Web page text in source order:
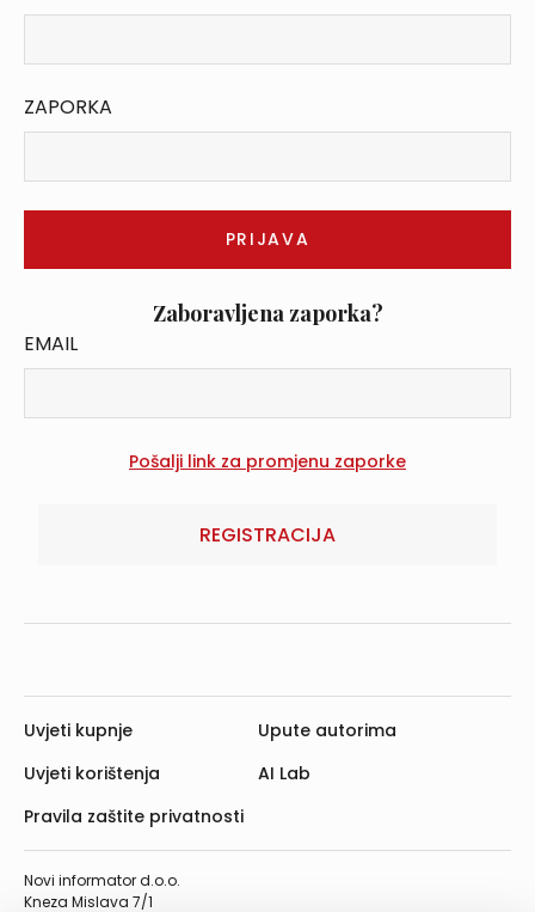
ZAPORKA
Zaboravljena zaporka?
EMAIL
REGISTRACIJA
Novi informator d.o.o.
Kneza Mislava 7/1
Uvjeti kupnje
Uvjeti korištenja
Pravila zaštite privatnosti
Upute autorima
AI Lab